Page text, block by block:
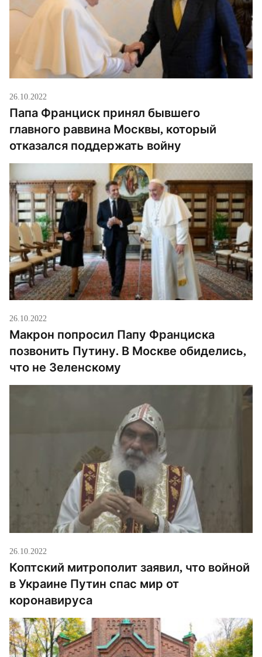
26.10.2022
Папа Франциск принял бывшего
главного раввина Москвы, который
отказался поддержать войну
26.10.2022
Макрон попросил Папу Франциска
позвонить Путину. В Москве обиделись,
что не Зеленскому
26.10.2022
Коптский митрополит заявил, что войной
в Украине Путин спас мир от
коронавируса